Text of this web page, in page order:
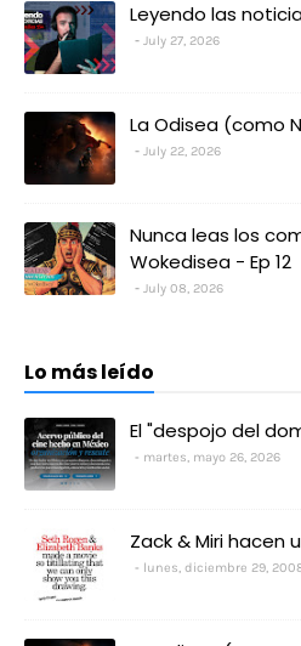
Leyendo las
July 27, 2026
La Odisea (como
July 22, 2026
Nunca leas los
Wokedisea - Ep 12
July 08, 2026
Lo más leído
El "despojo del
martes, mayo 26, 2026
Zack & Miri hacen
lunes, diciembre 29,